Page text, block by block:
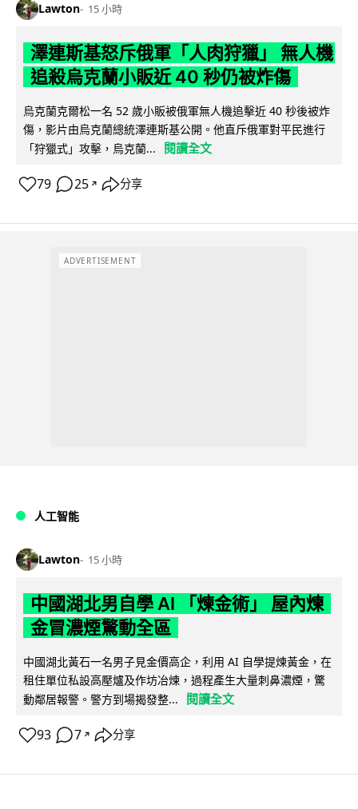
Lawton 15 小時
澤連斯基怒斥俄軍「人肉狩獵」 無人機
追殺烏克蘭小販近 40 秒仍被炸傷
烏克蘭克爾松一名 52 歲小販被俄軍無人機追擊近 40 秒後被炸
傷，影片由烏克蘭總統澤連斯基公開。他直斥俄軍對平民進行
「狩獵式」攻擊，烏克蘭...
閱讀全文
79 25 ↗ 分享
ADVERTISEMENT
人工智能
Lawton 15 小時
中國湖北男自學 AI 「煉金術」 屋內煉
金冒濃煙驚動全區
中國湖北黃石一名男子見金價高企，利用 AI 自學提煉黃金，在
租住單位私設高壓爐及作坊冶煉，過程產生大量刺鼻濃煙，驚
動鄰居報警。警方到場揭發整...
閱讀全文
93 7 ↗ 分享